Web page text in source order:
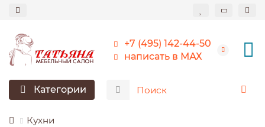
+7 (495) 142-44-50
написать в МАХ
Категории
Кухни